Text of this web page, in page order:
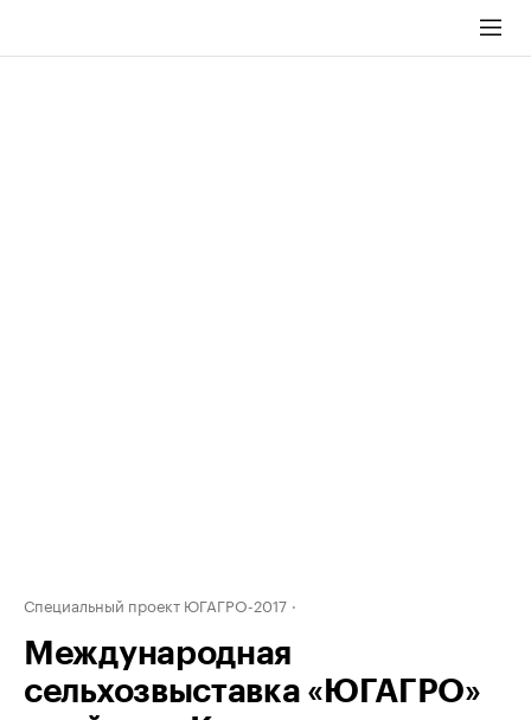
Специальный проект ЮГАГРО-2017
Международная
сельхозвыставка «ЮГАГРО»